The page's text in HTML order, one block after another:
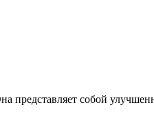
представляет собой